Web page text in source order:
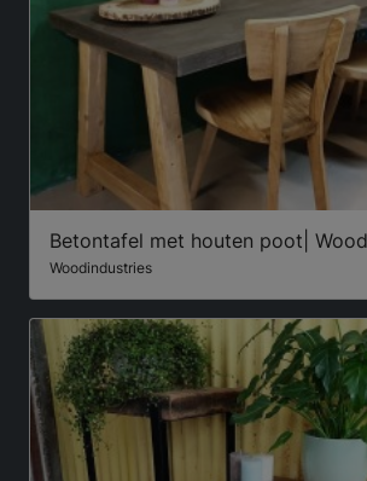
Betontafel met houten poot|
Woodindustries